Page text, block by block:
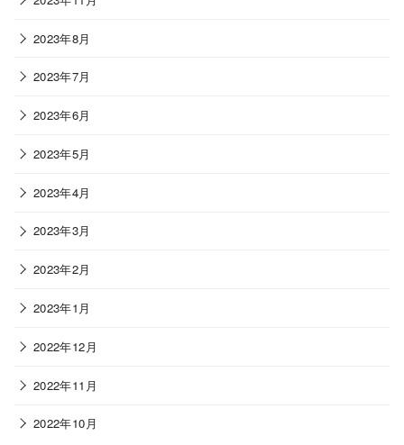
2023年8月
2023年7月
2023年6月
2023年5月
2023年4月
2023年3月
2023年2月
2023年1月
2022年12月
2022年11月
2022年10月